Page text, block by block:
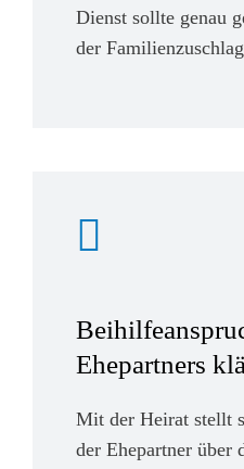
Dienst sollte genau
der
Ehepartners
Mit der Heirat stellt
der Ehepartner über